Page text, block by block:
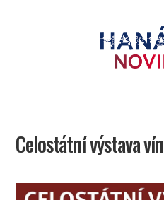
Celostátní výstava vín